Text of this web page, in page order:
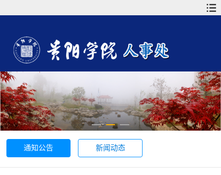
通知公告 新闻动态